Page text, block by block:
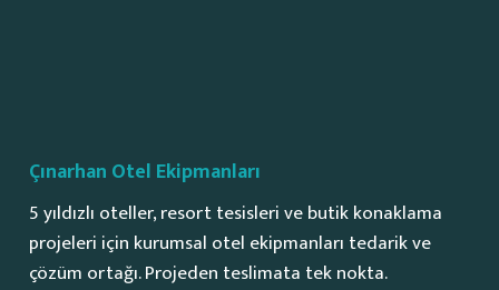
Çınarhan Otel Ekipmanları
5 yıldızlı oteller, resort tesisleri ve butik konaklama
projeleri için kurumsal otel ekipmanları tedarik ve
çözüm ortağı. Projeden teslimata tek nokta.